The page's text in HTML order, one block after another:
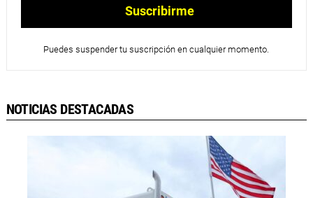
Puedes suspender tu suscripción en cualquier momento.
NOTICIAS DESTACADAS